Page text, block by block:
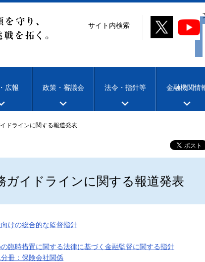
サイト内検索
広報 政策・審議会 法令・指針等 金融機関情
ドラインに関する報道発表
ガイドラインに関する報道発表
けの総合的な監督指針
臨時措置に関する法律に基づく金融監督に関する指針
冊：保険会社関係